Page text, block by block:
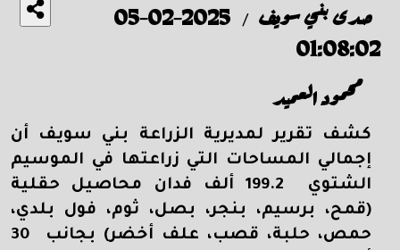
صدى بني سويف /
2025-02-05
01:08:02
محمود العميد
كشف تقرير لمديرية الزراعة بني سويف أن
إجمالي المساحات التي زراعتها في الموسيم
الشتوي 199.2 ألف فدان محاصيل حقلية
(قمح، برسيم، بنجر، بصل، ثوم، فول بلدي،
حمص، حلبة، قصب، علف أخضر) بجانب 30